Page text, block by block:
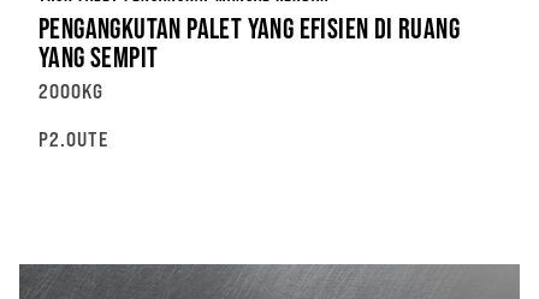
PENGANGKUTAN PALET YANG EFISIEN DI RUANG
YANG SEMPIT
2000KG
P2.0UTE